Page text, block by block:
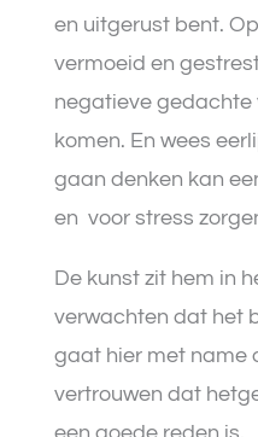
en uitgerust bent.
vermoeid en
negatieve gedachte
komen. En wees
gaan denken kan
en voor stress
De kunst zit hem in
verwachten dat het
gaat hier met name
vertrouwen dat